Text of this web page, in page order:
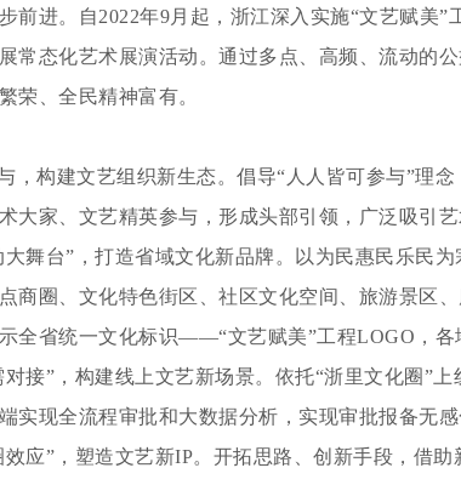
前进。自2022年9月起，浙江深入实施“文艺赋
常态化艺术展演活动。通过多点、高频、流动的
荣、全民精神富有。
构建文艺组织新生态。 倡导“人人皆可参与”理
大家、文艺精英参与，形成头部引领，广泛吸引
台”，打造省域文化新品牌。
以为民惠民乐民
商圈、文化特色街区、社区文化空间、旅游景区
全省统一文化标识——“文艺赋美”工程LOGO，各
”，构建线上文艺新场景。 依托“浙里文化圈”
实现全流程审批和大数据分析，实现审批报备无感
”，塑造文艺新IP。 开拓思路、创新手段，借